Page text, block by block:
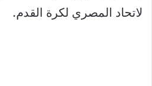
لاتحاد المصري لكرة القدم.